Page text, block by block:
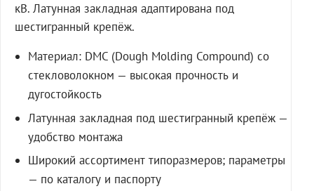
кВ. Латунная закладная адаптирована под
шестигранный крепёж.
Материал: DMC (Dough Molding Compound) со
стекловолокном — высокая прочность и
дугостойкость
Латунная закладная под шестигранный крепёж —
удобство монтажа
Широкий ассортимент типоразмеров; параметры
— по каталогу и паспорту